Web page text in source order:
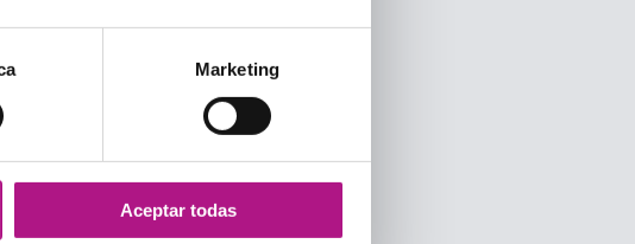
Marketing
Aceptar todas
en
te
sin